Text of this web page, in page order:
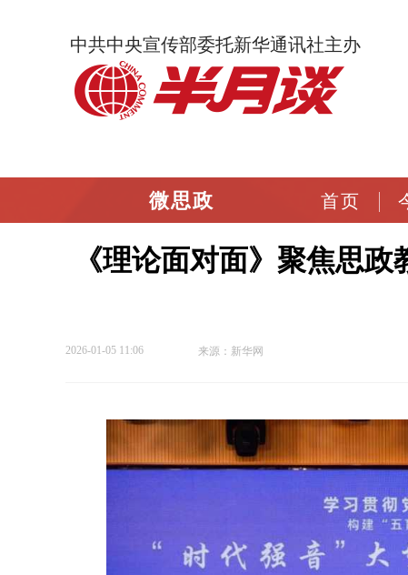
中共中央宣传部委托新华通讯社主办
微思政 首页
《理论面对面》聚焦思
2026-01-05 11:06 来源：新华网